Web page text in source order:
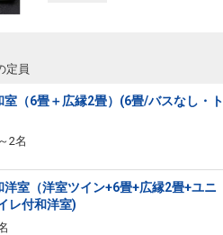
定員
室（6畳＋広縁2畳）(6畳/バスなし・ト
2名
洋室（洋室ツイン+6畳+広縁2畳+ユニ
レ付和洋室)